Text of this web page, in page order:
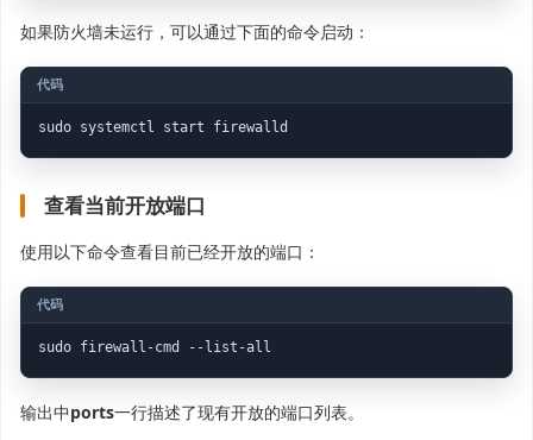
如果防火墙未运行，可以通过下面的命令启动：
sudo systemctl start firewalld
查看当前开放端口
使用以下命令查看目前已经开放的端口：
sudo firewall-cmd --list-all
输出中ports一行描述了现有开放的端口列表。